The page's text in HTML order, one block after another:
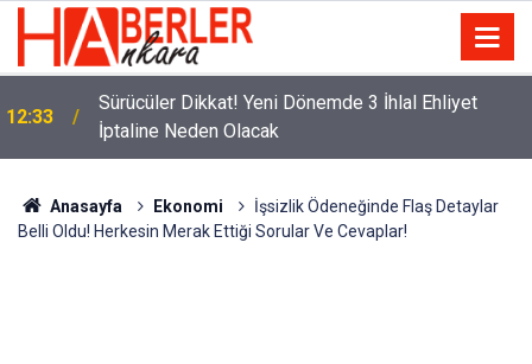
12:33
Sürücüler Dikkat! Yeni Dönemde 3 İhlal Ehliyet
İptaline Neden Olacak
Anasayfa Ekonomi
İşsizlik Ödeneğinde Flaş Detaylar
Belli Oldu! Herkesin Merak Ettiği Sorular Ve Cevaplar!